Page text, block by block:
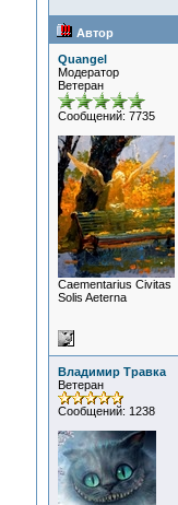
Автор
Quangel
Модератор
Ветеран
Сообщений: 7735
Сaementarius Civitas
Solis Aeterna
Владимир Травка
Ветеран
Сообщений: 1238